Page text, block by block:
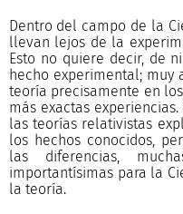
Dentro del campo de la
llevan lejos de la
Esto no quiere decir, de
hecho experimental; muy
teoría precisamente en
más exactas experiencias.
las teorías relativistas
los hechos conocidos,
las diferencias,
importantísimas para la
la teoría.